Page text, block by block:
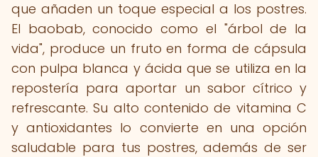
que añaden un toque especial a los postres.
El baobab, conocido como el "árbol de la
vida", produce un fruto en forma de cápsula
con pulpa blanca y ácida que se utiliza en la
repostería para aportar un sabor cítrico y
refrescante. Su alto contenido de vitamina C
y antioxidantes lo convierte en una opción
saludable para tus postres, además de ser